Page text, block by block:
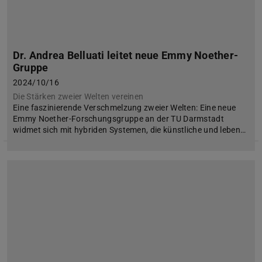
Dr. Andrea Belluati leitet neue Emmy Noether-
Gruppe
2024/10/16
Die Stärken zweier Welten vereinen
Eine faszinierende Verschmelzung zweier Welten: Eine neue
Emmy Noether-Forschungsgruppe an der TU Darmstadt
widmet sich mit hybriden Systemen, die künstliche und leben…